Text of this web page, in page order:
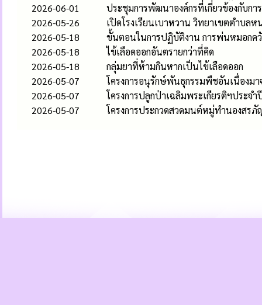
2026-06-01
ประชุมการพัฒนาองค์กรที่เกี่ยวข้องกับก
2026-05-26
เปิดโรงเรียนเบาหวาน วิทยาเขตตำบลห
2026-05-18
ขั้นตอนในการปฏิบัติงาน การพ่นหมอกควั
2026-05-18
ไข้เลือดออกอันตรายกว่าที่คิด
2026-05-18
กลุ่มยาที่ห้ามกินหากเป็นไข้เลือดออก
2026-05-07
โครงการอนุรักษ์พันธุกรรมพืชอันเนื่องม
2026-05-07
โครงการปลูกป่าเฉลิมพระเกียรติฯประจ
2026-05-07
โครงการประกวดสวดมนต์หมู่ทำนองสร